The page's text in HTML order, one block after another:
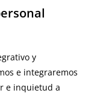
y
e integraremos
e inquietud a